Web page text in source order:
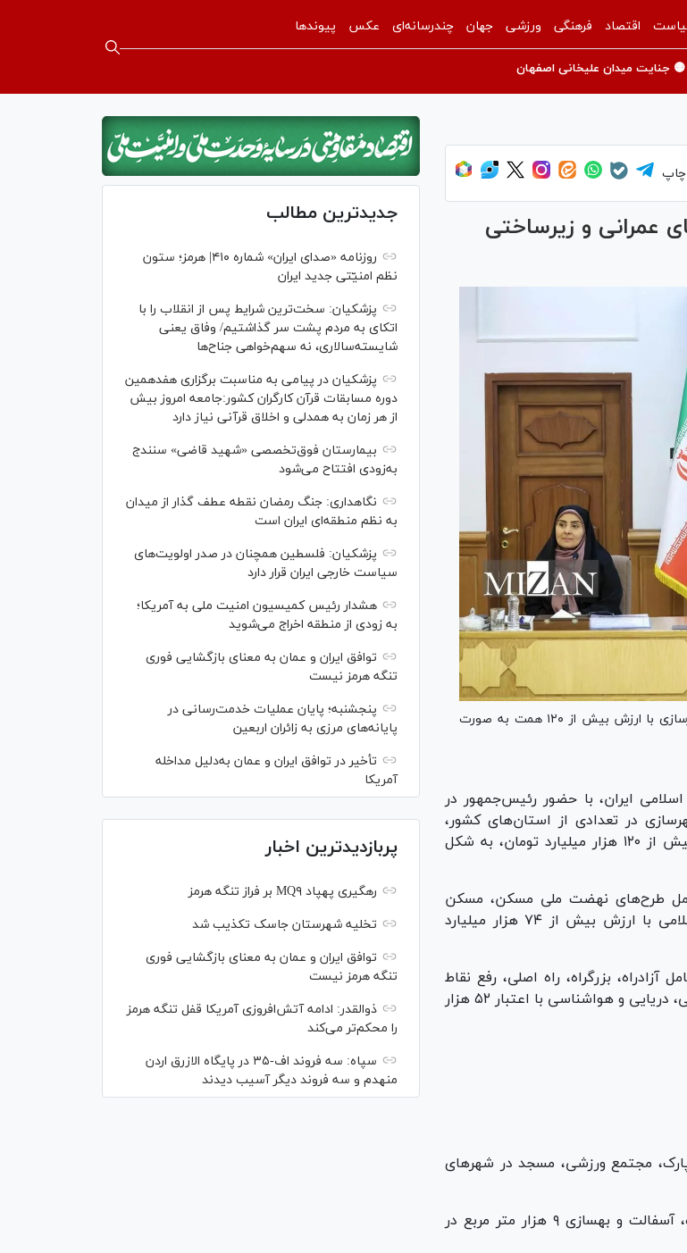
اقتصاد فرهنگی ورزشی جهان چندرسانه‌ای عکس پیوندها
🟡 جنایت میدان علیخانی اصفهان
چاپ
پروژه‌های عمرانی و زیرساختی
همزمان با دهه مبارک فجر، پروژه‌های عمرانی و زیرساختی وزارت راه و شهرسازی با ارزش بیش از ۱۲۰ همت به صورت
ایران، با حضور رئیس‌جمهور در
در تعدادی از استان‌های کشور،
پروژه‌هایی در بخش‌های مسکن، حمل‌و‌نقل و هواشناسی به ارزش بیش از ۱۲۰ هزار میلیارد تومان، به شکل
و ۵۹۰ واحد مسکونی شامل طرح‌های نهضت ملی مسکن، مسکن
حمایتی، شهر‌های جدید، بازآفرینی شهری و بنیاد مسکن انقلاب اسلامی با ارزش بیش از ۷۴ هزار میلیارد
جاده‌ای شامل آزادراه، بزرگراه، راه اصلی، رفع نقاط
پرحادثه، روکش آسفالت راه‌های شریانی، راه روستایی، ریلی، فرودگاهی، دریایی و هواشناسی با اعتبار ۵۲ هزار
پارک، مجتمع ورزشی، مسجد در شهر‌های
-اجرای ۱۹ پروژه شامل مدرسه، خانه محله، سالن ورزشی چند منظوره، آسفالت و بهسازی ۹ هزار متر مربع در
جدیدترین مطالب
روزنامه «صدای ایران» شماره ۴۱۰| هرمز؛ ستون
نظم امنیّتی جدید ایران
پزشکیان: سخت‌ترین شرایط پس از انقلاب را با
اتکای به مردم پشت سر گذاشتیم/ وفاق یعنی
شایسته‌سالاری، نه سهم‌خواهی جناح‌ها
پزشکیان در پیامی به مناسبت برگزاری هفدهمین
دوره مسابقات قرآن کارگران کشور:جامعه امروز بیش
از هر زمان به همدلی و اخلاق قرآنی نیاز دارد
بیمارستان فوق‌تخصصی «شهید قاضی» سنندج
به‌زودی افتتاح می‌شود
نگاهداری: جنگ رمضان نقطه عطف گذار از میدان
به نظم منطقه‌ای ایران است
پزشکیان: فلسطین همچنان در صدر اولویت‌های
سیاست خارجی ایران قرار دارد
هشدار رئیس کمیسیون امنیت ملی به آمریکا؛
به زودی از منطقه اخراج می‌شوید
توافق ایران و عمان به معنای بازگشایی فوری
تنگه هرمز نیست
پنجشنبه؛ پایان ﻋﻤﻠﯿﺎﺕ ﺧﺪﻣﺖ‌ﺭﺳﺎﻧﯽ در
پایانه‌های مرزی ﺑﻪ ﺯﺍﺋﺮان ﺍﺭﺑﻌﯿﻦ
تأخیر در توافق ایران و عمان به‌دلیل مداخله
آمریکا
پربازدیدترین اخبار
رهگیری پهپاد MQ۹ بر فراز تنگه هرمز
تخلیه شهرستان جاسک تکذیب شد
توافق ایران و عمان به معنای بازگشایی فوری
تنگه هرمز نیست
ذوالقدر: ادامه آتش‌افروزی آمریکا قفل تنگه هرمز
را محکم‌تر می‌کند
سپاه: سه فروند اف-۳۵ در پایگاه الازرق اردن
منهدم و سه فروند دیگر آسیب دیدند